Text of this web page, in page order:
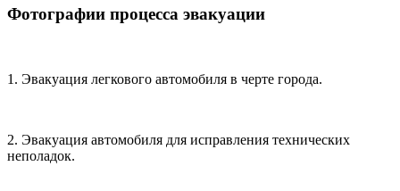
Фотографии процесса эвакуации
1. Эвакуация легкового автомобиля в черте города.
2. Эвакуация автомобиля для исправления технических
неполадок.